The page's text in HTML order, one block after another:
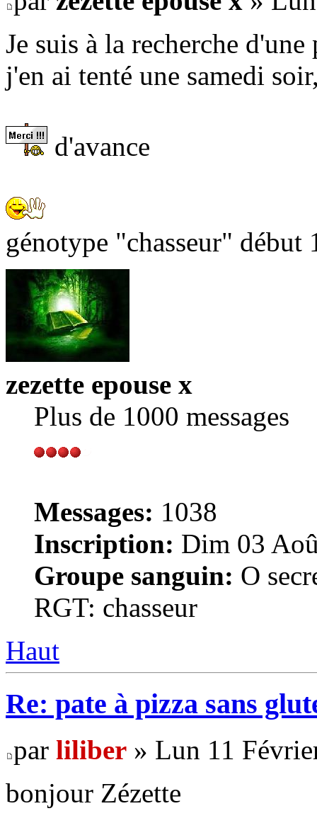
Je suis à la recherche
j'en ai tenté une samedi
d'avance
génotype "chasseur" début
zezette epouse x
Plus de 1000 messages
Messages: 1038
Inscription: Dim 03
Groupe sanguin: O
RGT: chasseur
Haut
Re: pate à pizza sans
par liliber » Lun 11
bonjour Zézette